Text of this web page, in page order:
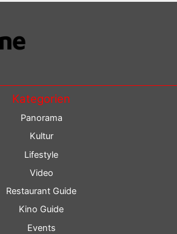
Kategorien
Panorama
Kultur
Lifestyle
Video
Restaurant Guide
Kino Guide
Events